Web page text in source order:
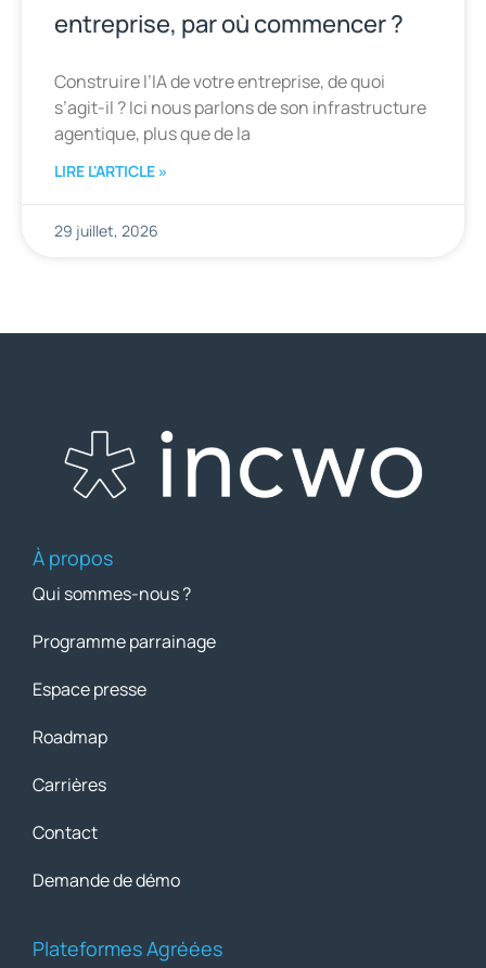
entreprise, par où commencer ?
Construire l’IA de votre entreprise, de quoi
s’agit-il ? Ici nous parlons de son infrastructure
agentique, plus que de la
LIRE L'ARTICLE »
29 juillet, 2026
À propos
Qui sommes-nous ?
Programme parrainage
Espace presse
Roadmap
Carrières
Contact
Demande de démo
Plateformes Agréées